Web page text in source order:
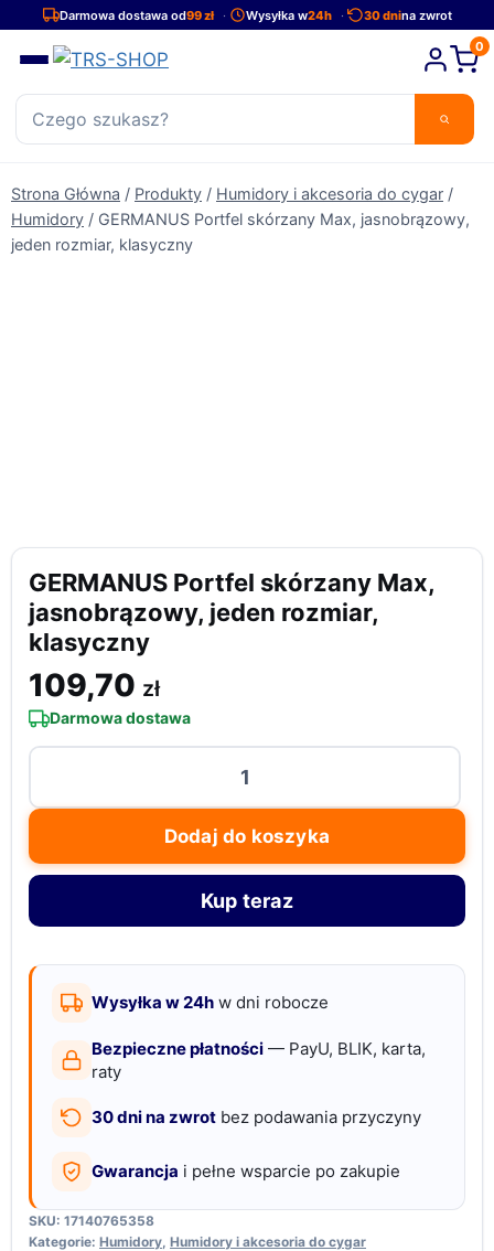
PrzejdźDarmowa dostawa od99 zł Wysyłka w24h 30 dnina zwrot
0
Strona Główna / Produkty / Humidory i akcesoria do cygar /
Humidory / GERMANUS Portfel skórzany Max, jasnobrązowy,
jeden rozmiar, klasyczny
GERMANUS Portfel skórzany Max,
jasnobrązowy, jeden rozmiar,
klasyczny
109,70 zł
Darmowa dostawa
Portfel
skórzany
Max,
rozmiar,
klasyczny
Dodaj do koszyka
Kup teraz
Wysyłka w 24h w dni robocze
Bezpieczne płatności — PayU, BLIK, karta,
raty
30 dni na zwrot bez podawania przyczyny
Gwarancja i pełne wsparcie po zakupie
SKU: 17140765358
Kategorie: Humidory Humidory i akcesoria do cygar